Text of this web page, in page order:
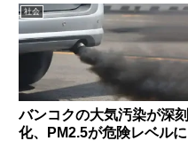
を迎え、2日間で30万人超の来場
者を記録した。タイ料理・タイ文
化・タイポップカルチャ………
社会
バンコクの大気汚染が深刻
化、PM2.5が危険レベルに